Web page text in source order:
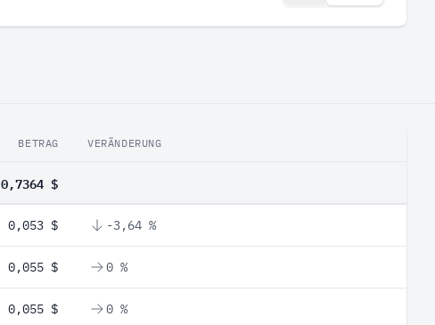
BETRAG VERÄNDERUNG
0,7364 $
0,053 $ -3,64 %
0,055 $ 0 %
0,055 $ 0 %